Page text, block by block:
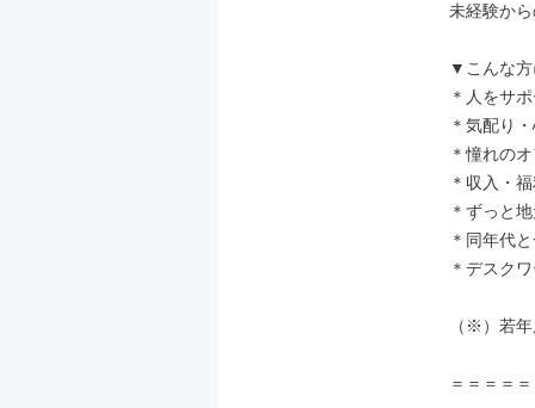
未経験か
▼こんな
＊人をサ
＊気配り
＊憧れの
＊収入・
＊ずっと
＊同年代
＊デスク
（※）若
＝＝＝＝